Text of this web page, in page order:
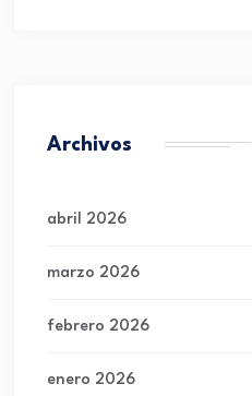
Archivos
abril 2026
marzo 2026
febrero 2026
enero 2026